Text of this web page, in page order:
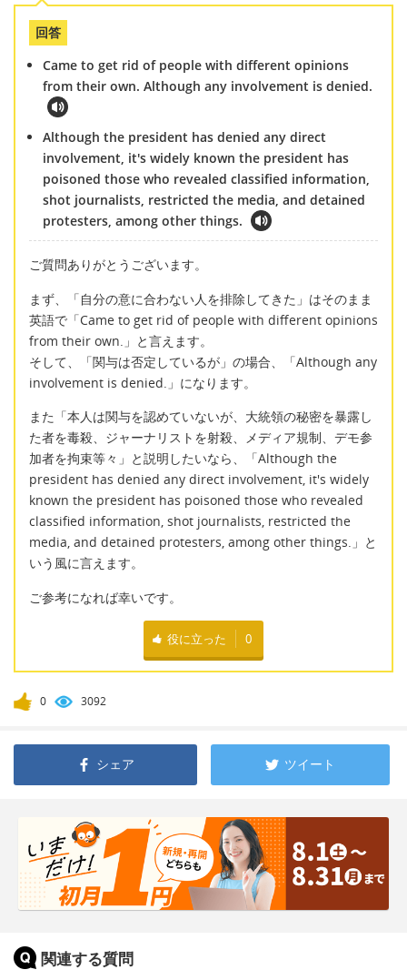
回答
Came to get rid of people with different opinions
from their own. Although any involvement is denied.
Although the president has denied any direct
involvement, it's widely known the president has
poisoned those who revealed classified information,
shot journalists, restricted the media, and detained
protesters, among other things.
ご質問ありがとうございます。
まず、「自分の意に合わない人を排除してきた」はそのまま
英語で「Came to get rid of people with different opinions
from their own.」と言えます。
そして、「関与は否定しているが」の場合、「Although any
involvement is denied.」になります。
また「本人は関与を認めていないが、大統領の秘密を暴露し
た者を毒殺、ジャーナリストを射殺、メディア規制、デモ参
加者を拘束等々」と説明したいなら、「Although the
president has denied any direct involvement, it's widely
known the president has poisoned those who revealed
classified information, shot journalists, restricted the
media, and detained protesters, among other things.」と
いう風に言えます。
ご参考になれば幸いです。
役に立った 0
0 3092
シェア ツイート
関連する質問